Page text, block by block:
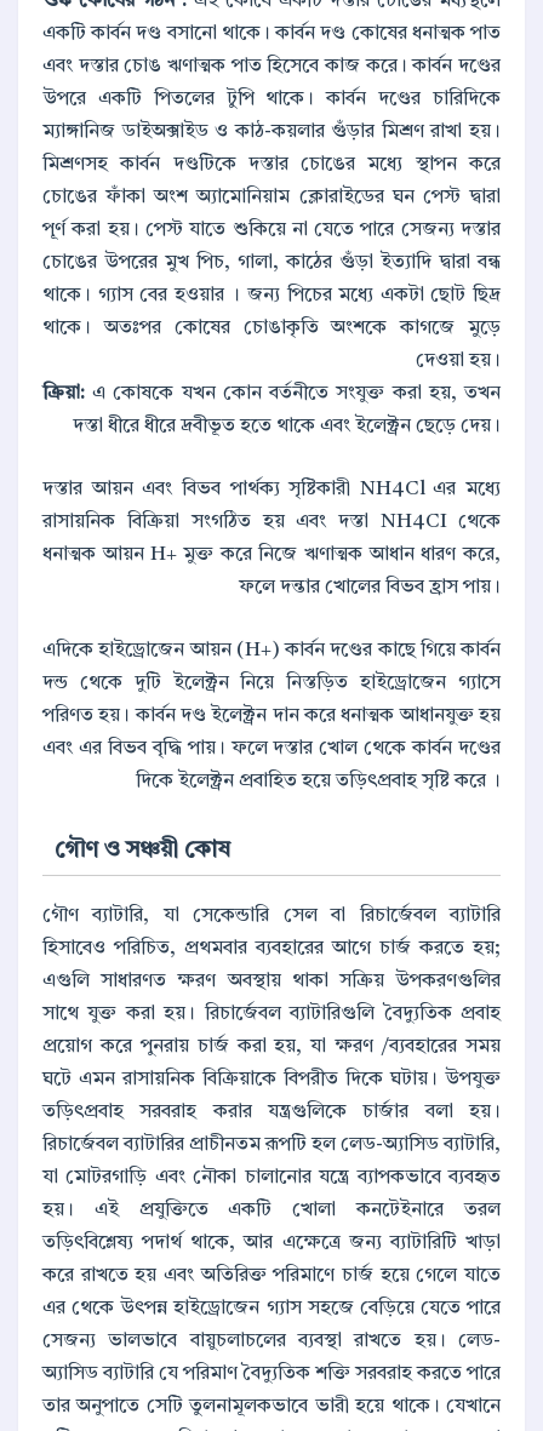
একটি কার্বন দণ্ড বসানো থাকে। কার্বন দণ্ড কোষের ধনাত্মক পাত
এবং দস্তার চোঙ ঋণাত্মক পাত হিসেবে কাজ করে। কার্বন দণ্ডের
উপরে একটি পিতলের টুপি থাকে। কার্বন দণ্ডের চারিদিকে
ম্যাঙ্গানিজ ডাইঅক্সাইড ও কাঠ-কয়লার গুঁড়ার মিশ্রণ রাখা হয়।
মিশ্রণসহ কার্বন দণ্ডটিকে দস্তার চোঙের মধ্যে স্থাপন করে
চোঙের ফাঁকা অংশ অ্যামোনিয়াম ক্লোরাইডের ঘন পেস্ট দ্বারা
পূর্ণ করা হয়। পেস্ট যাতে শুকিয়ে না যেতে পারে সেজন্য দস্তার
চোঙের উপরের মুখ পিচ, গালা, কাঠের গুঁড়া ইত্যাদি দ্বারা বন্ধ
থাকে। গ্যাস বের হওয়ার । জন্য পিচের মধ্যে একটা ছোট ছিদ্র
থাকে। অতঃপর কোষের চোঙাকৃতি অংশকে কাগজে মুড়ে
দেওয়া হয়।
ক্রিয়া:এ কোষকে যখন কোন বর্তনীতে সংযুক্ত করা হয়, তখন
দস্তা ধীরে ধীরে দ্রবীভূত হতে থাকে এবং ইলেক্ট্রন ছেড়ে দেয়।
দস্তার আয়ন এবং বিভব পার্থক্য সৃষ্টিকারী NH4Cl এর মধ্যে
রাসায়নিক বিক্রিয়া সংগঠিত হয় এবং দস্তা NH4CI থেকে
ধনাত্মক আয়ন H+ মুক্ত করে নিজে ঋণাত্মক আধান ধারণ করে,
ফলে দন্তার খোলের বিভব হ্রাস পায়।
এদিকে হাইড্রোজেন আয়ন (H+) কার্বন দণ্ডের কাছে গিয়ে কার্বন
দন্ড থেকে দুটি ইলেক্ট্রন নিয়ে নিস্তড়িত হাইড্রোজেন গ্যাসে
পরিণত হয়। কার্বন দণ্ড ইলেক্ট্রন দান করে ধনাত্মক আধানযুক্ত হয়
এবং এর বিভব বৃদ্ধি পায়। ফলে দস্তার খোল থেকে কার্বন দণ্ডের
দিকে ইলেক্ট্রন প্রবাহিত হয়ে তড়িৎপ্রবাহ সৃষ্টি করে ।
গৌণ ও সঞ্চয়ী কোষ
গৌণ ব্যাটারি, যা সেকেন্ডারি সেল বা রিচার্জেবল ব্যাটারি
হিসাবেও পরিচিত, প্রথমবার ব্যবহারের আগে চার্জ করতে হয়;
এগুলি সাধারণত ক্ষরণ অবস্থায় থাকা সক্রিয় উপকরণগুলির
সাথে যুক্ত করা হয়। রিচার্জেবল ব্যাটারিগুলি বৈদ্যুতিক প্রবাহ
প্রয়োগ করে পুনরায় চার্জ করা হয়, যা ক্ষরণ /ব্যবহারের সময়
ঘটে এমন রাসায়নিক বিক্রিয়াকে বিপরীত দিকে ঘটায়। উপযুক্ত
তড়িৎপ্রবাহ সরবরাহ করার যন্ত্রগুলিকে চার্জার বলা হয়।
রিচার্জেবল ব্যাটারির প্রাচীনতম রূপটি হল লেড-অ্যাসিড ব্যাটারি,
যা মোটরগাড়ি এবং নৌকা চালানোর যন্ত্রে ব্যাপকভাবে ব্যবহৃত
হয়। এই প্রযুক্তিতে একটি খোলা কনটেইনারে তরল
তড়িৎবিশ্লেষ্য পদার্থ থাকে, আর এক্ষেত্রে জন্য ব্যাটারিটি খাড়া
করে রাখতে হয় এবং অতিরিক্ত পরিমাণে চার্জ হয়ে গেলে যাতে
এর থেকে উৎপন্ন হাইড্রোজেন গ্যাস সহজে বেড়িয়ে যেতে পারে
সেজন্য ভালভাবে বায়ুচলাচলের ব্যবস্থা রাখতে হয়। লেড-
অ্যাসিড ব্যাটারি যে পরিমাণ বৈদ্যুতিক শক্তি সরবরাহ করতে পারে
তার অনুপাতে সেটি তুলনামূলকভাবে ভারী হয়ে থাকে। যেখানে